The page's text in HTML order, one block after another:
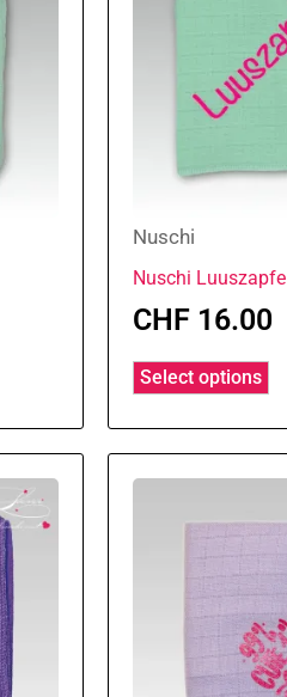
Nuschi
Nuschi Luuszapfe
CHF 16.00
Select options